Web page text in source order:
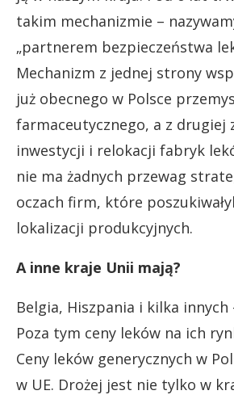
takim mechanizmie –
„partnerem bezpieczeństwa
Mechanizm z jednej strony
już obecnego w Polsce
farmaceutycznego, a z drugiej
inwestycji i relokacji fabryk
nie ma żadnych przewag
oczach firm, które
lokalizacji produkcyjnych.
A inne kraje Unii mają?
Belgia, Hiszpania i kilka innych
Poza tym ceny leków na ich
Ceny leków generycznych w
w UE. Drożej jest nie tylko w